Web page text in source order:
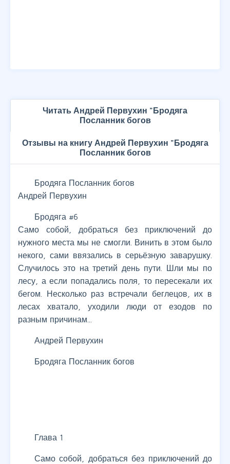
Читать Андрей Первухин "Бродяга
Посланник богов
Отзывы на книгу Андрей Первухин "Бродяга
Посланник богов
Бродяга Посланник богов
Андрей Первухин
Бродяга #6
Само собой, добраться без приключений до
нужного места мы не смогли. Винить в этом было
некого, сами ввязались в серьёзную заварушку.
Случилось это на третий день пути. Шли мы по
лесу, а если попадались поля, то пересекали их
бегом. Несколько раз встречали беглецов, их в
лесах хватало, уходили люди от езодов по
разным причинам...
Андрей Первухин
Бродяга Посланник богов
Глава 1
Само собой, добраться без приключений до